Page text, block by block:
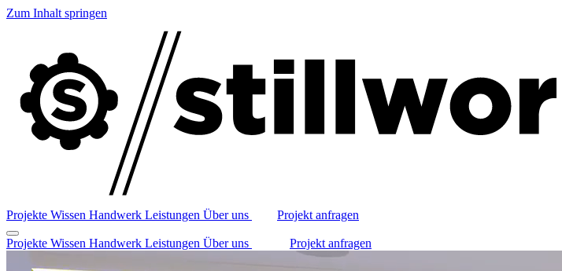
Zum Inhalt springen
Projekte Wissen Handwerk Leistungen Über uns Projekt anfragen
Projekte Wissen Handwerk Leistungen Über uns Projekt anfragen